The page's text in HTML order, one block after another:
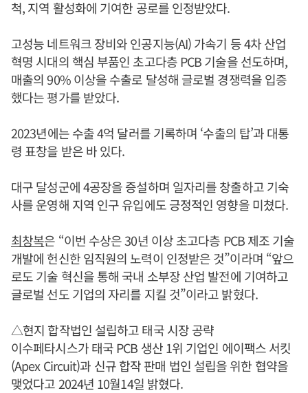
척, 지역 활성화에 기여한 공로를 인정받았다.
고성능 네트워크 장비와 인공지능(AI) 가속기 등 4차 산업
혁명 시대의 핵심 부품인 초고다층 PCB 기술을 선도하며,
매출의 90% 이상을 수출로 달성해 글로벌 경쟁력을 입증
했다는 평가를 받았다.
2023년에는 수출 4억 달러를 기록하며 ‘수출의 탑’과 대통
령 표창을 받은 바 있다.
대구 달성군에 4공장을 증설하며 일자리를 창출하고 기숙
사를 운영해 지역 인구 유입에도 긍정적인 영향을 미쳤다.
최창복은 “이번 수상은 30년 이상 초고다층 PCB 제조 기술
개발에 헌신한 임직원의 노력이 인정받은 것”이라며 “앞으
로도 기술 혁신을 통해 국내 소부장 산업 발전에 기여하고
글로벌 선도 기업의 자리를 지킬 것”이라고 밝혔다.
△현지 합작법인 설립하고 태국 시장 공략
이수페타시스가 태국 PCB 생산 1위 기업인 에이팩스 서킷
(Apex Circuit)과 신규 합작 판매 법인 설립을 위한 협약을
맺었다고 2024년 10월14일 밝혔다.